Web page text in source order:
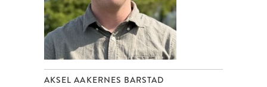
AKSEL AAKERNES BARSTAD